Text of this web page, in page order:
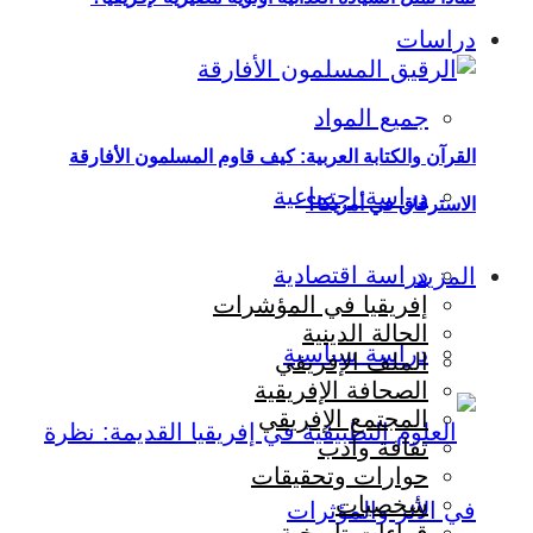
دراسات
جميع المواد
دراسة اجتماعية
دراسة اقتصادية
دراسة سياسية
القرآن والكتابة العربية: كيف قاوم المسلمون الأفارقة
الاسترقاق في أمريكا؟
المزيد
إفريقيا في المؤشرات
الحالة الدينية
الملف الإفريقي
الصحافة الإفريقية
المجتمع الإفريقي
ثقافة وأدب
حوارات وتحقيقات
شخصيات